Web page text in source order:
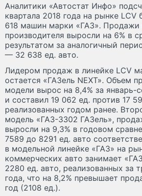
Аналитики «Автостат Инфо»
квартала 2018 года на рынке
618 машин марки «ГАЗ». Продажи
производителя выросли на 6% в
результатом за аналогичный
— 32 638 ед. авто.
Лидером продаж в линейке LCV
остается «ГАЗель NEXT». Объем
модели вырос на 8,4% за январь-
и составил 19 062 ед. против 17
реализованных годом ранее.
модель «ГАЗ-3302 ГАЗель»,
выросли на 9,3% в годовом
7589 до 8291 ед. авто
в модельной линейке «ГАЗ» на
коммерческих авто занимает
2280 ед. авто, реализованных за
года, что на 8,2% превышает
год (2108 ед.).